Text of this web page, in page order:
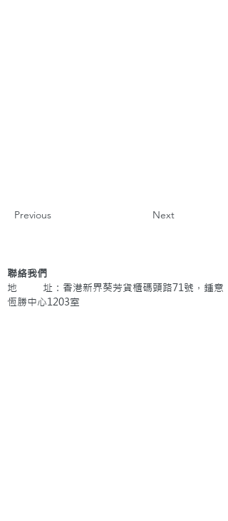
Previous Next
聯絡我們
地 址：香港新界葵芳貨櫃碼頭路71號，鍾意
恆勝中心1203室